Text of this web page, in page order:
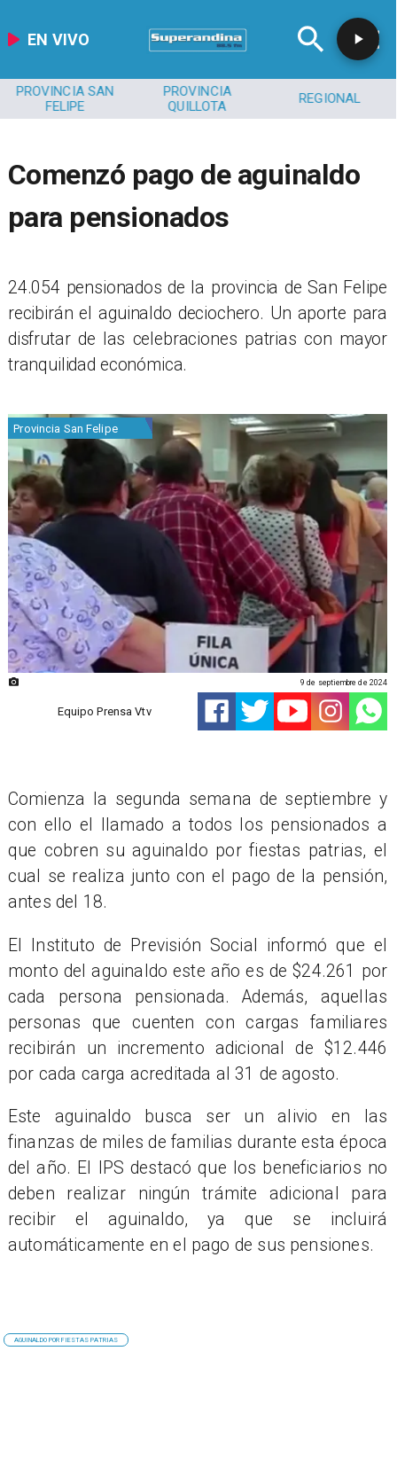
EN VIVO
PROVINCIA SAN
FELIPE
PROVINCIA
QUILLOTA
REGIONAL
Comenzó pago de aguinaldo
para pensionados
​24.054 pensionados de la provincia de San Felipe
recibirán el aguinaldo deciochero. Un aporte para
disfrutar de las celebraciones patrias con mayor
tranquilidad económica.
Provincia San Felipe
Equipo Prensa Vtv
9 de septiembre de 2024
Comienza la segunda semana de septiembre y
con ello el llamado a todos los pensionados a
que cobren su aguinaldo por fiestas patrias, el
cual se realiza junto con el pago de la pensión,
antes del 18.
El Instituto de Previsión Social informó que el
monto del aguinaldo este año es de $24.261 por
cada persona pensionada. Además, aquellas
personas que cuenten con cargas familiares
recibirán un incremento adicional de $12.446
por cada carga acreditada al 31 de agosto.
Este aguinaldo busca ser un alivio en las
finanzas de miles de familias durante esta época
del año. El IPS destacó que los beneficiarios no
deben realizar ningún trámite adicional para
recibir el aguinaldo, ya que se incluirá
automáticamente en el pago de sus pensiones.
AGUINALDO POR FIESTAS PATRIAS